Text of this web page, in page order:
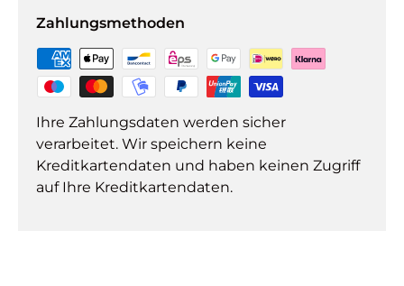
Zahlungsmethoden
Ihre Zahlungsdaten werden sicher
verarbeitet. Wir speichern keine
Kreditkartendaten und haben keinen Zugriff
auf Ihre Kreditkartendaten.